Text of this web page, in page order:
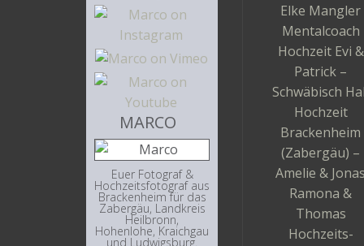
MARCO
Euer Fotograf &
Hochzeitsfotograf aus
Brackenheim für das
Zabergäu, Landkreis
Heilbronn,
Hohenlohe, Kraichgau
und Ludwigsburg.
Elke Mangler
Mentalcoach
Hochzeit Evi &
Patrick –
Schwäbisch
Hochzeit
Brackenheim
(Zabergäu) –
Amelie &
Ramona &
Thomas
Hochzeits-